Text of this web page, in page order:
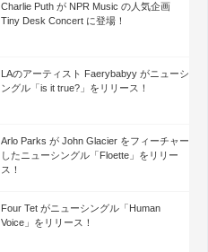
Charlie Puth が NPR Music の人気企画
Tiny Desk Concert に登場！
LAのアーティスト Faerybabyy がニューシ
ングル「is it true?」をリリース！
Arlo Parks が John Glacier をフィーチャー
したニューシングル「Floette」をリリー
ス！
Four Tet がニューシングル「Human
Voice」をリリース！